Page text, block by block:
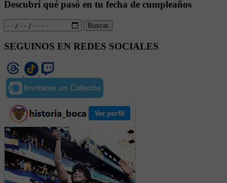
Descubrí qué pasó en tu fecha de cumpleaños
Buscar
SEGUINOS EN REDES SOCIALES